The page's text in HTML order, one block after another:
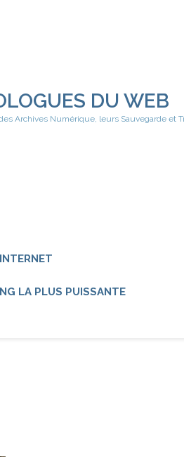
DU WEB
Archives Numérique, leurs Sauvegarde et
LA PLUS PUISSANTE